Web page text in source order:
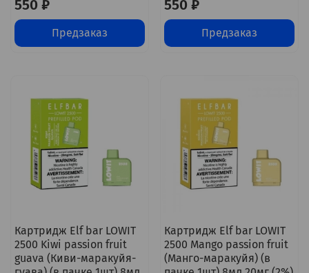
550 ₽
Предзаказ
550 ₽
Предзаказ
Картридж Elf bar LOWIT
2500 Kiwi passion fruit
guava (Киви-маракуйя-
Картридж Elf bar LOWIT
2500 Mango passion fruit
(Манго-маракуйя) (в